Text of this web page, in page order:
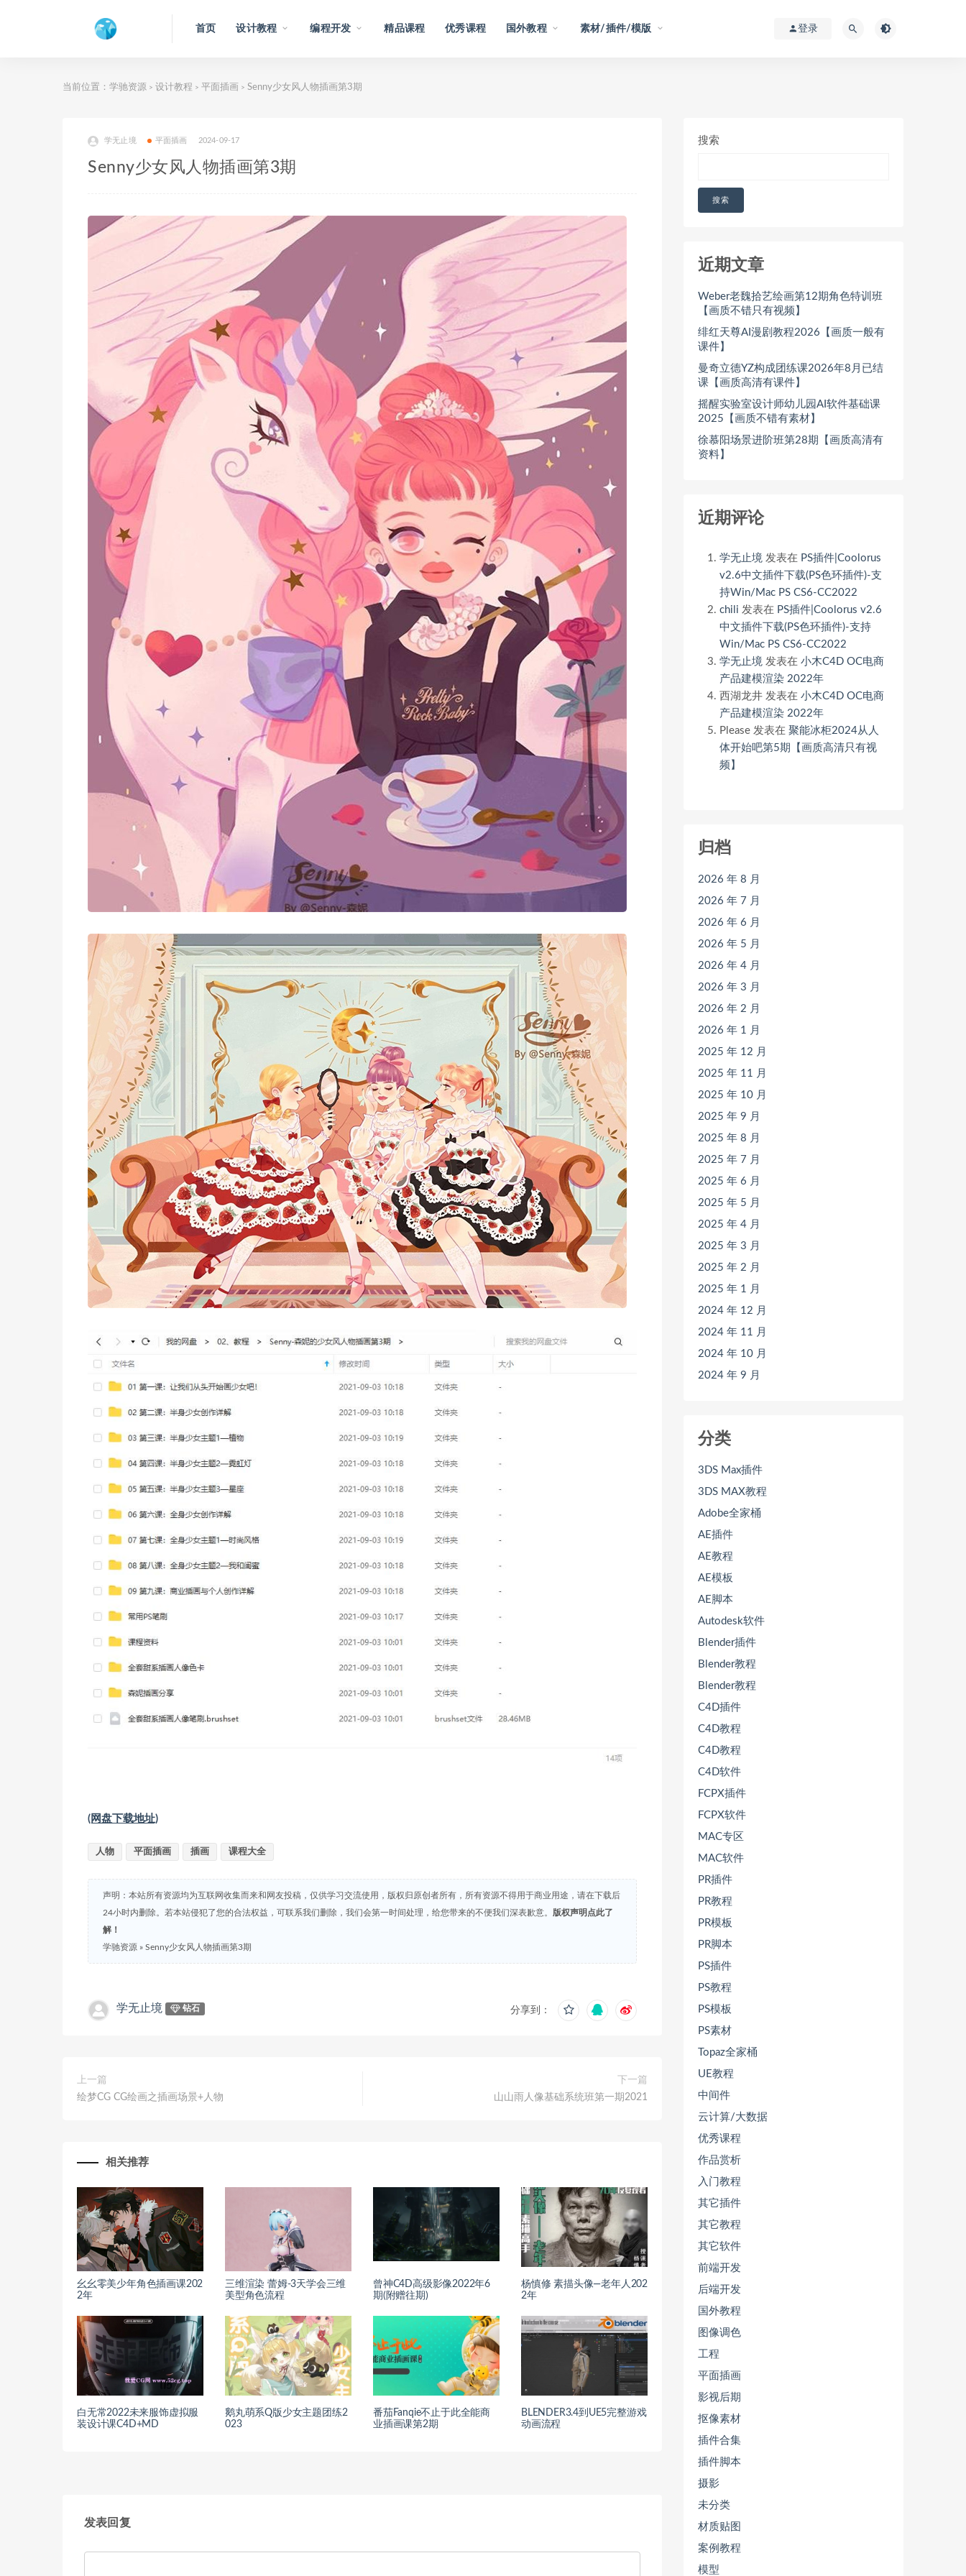
首页 设计教程 编程开发 精品课程 优秀课程 国外教程 素材/插件/模版 登录
当前位置： 学驰资源 > 设计教程 > 平面插画 > Senny少女风人物插画第3期
学无止境 平面插画 2024-09-17
Senny少女风人物插画第3期
(网盘下载地址)
人物 平面插画 插画 课程大全
声明：本站所有资源均为互联网收集而来和网友投稿，仅供学习交流使用，版权归原创者所有，所有资源不得用于商业用途，请在下载后
24小时内删除。若本站侵犯了您的合法权益，可联系我们删除，我们会第一时间处理，给您带来的不便我们深表歉意。
版权声明点此了
解！
学驰资源 » Senny少女风人物插画第3期
学无止境 钻石 分享到：
上一篇
绘梦CG CG绘画之插画场景+人物
下一篇
山山雨人像基础系统班第一期2021
相关推荐
幺幺零美少年角色插画课202
2年
三维渲染 蕾姆-3天学会三维
美型角色流程
曾神C4D高级影像2022年6
期(附赠往期)
杨慎修 素描头像—老年人202
2年
白无常2022未来服饰虚拟服
装设计课C4D+MD
鹅丸萌系Q版少女主题团练2
023
番茄Fanqie不止于此全能商
业插画课第2期
BLENDER3.4到UE5完整游戏
动画流程
发表回复
搜索
搜索
近期文章
Weber老魏拾艺绘画第12期角色特训班
【画质不错只有视频】
绯红天尊AI漫剧教程2026【画质一般有
课件】
曼奇立德YZ构成团练课2026年8月已结
课【画质高清有课件】
摇醒实验室设计师幼儿园AI软件基础课
2025【画质不错有素材】
徐慕阳场景进阶班第28期【画质高清有
资料】
近期评论
学无止境 发表在 PS插件|Coolorus
v2.6中文插件下载(PS色环插件)-支
持Win/Mac PS CS6-CC2022
chili 发表在 PS插件|Coolorus v2.6
中文插件下载(PS色环插件)-支持
Win/Mac PS CS6-CC2022
学无止境 发表在 小木C4D OC电商
产品建模渲染 2022年
西湖龙井 发表在 小木C4D OC电商
产品建模渲染 2022年
Please 发表在 聚能冰柜2024从人
体开始吧第5期【画质高清只有视
频】
归档
2026 年 8 月
2026 年 7 月
2026 年 6 月
2026 年 5 月
2026 年 4 月
2026 年 3 月
2026 年 2 月
2026 年 1 月
2025 年 12 月
2025 年 11 月
2025 年 10 月
2025 年 9 月
2025 年 8 月
2025 年 7 月
2025 年 6 月
2025 年 5 月
2025 年 4 月
2025 年 3 月
2025 年 2 月
2025 年 1 月
2024 年 12 月
2024 年 11 月
2024 年 10 月
2024 年 9 月
分类
3DS Max插件
3DS MAX教程
Adobe全家桶
AE插件
AE教程
AE模板
AE脚本
Autodesk软件
Blender插件
Blender教程
Blender教程
C4D插件
C4D教程
C4D教程
C4D软件
FCPX插件
FCPX软件
MAC专区
MAC软件
PR插件
PR教程
PR模板
PR脚本
PS插件
PS教程
PS模板
PS素材
Topaz全家桶
UE教程
中间件
云计算/大数据
优秀课程
作品赏析
入门教程
其它插件
其它教程
其它软件
前端开发
后端开发
国外教程
图像调色
工程
平面插画
影视后期
抠像素材
插件合集
插件脚本
摄影
未分类
材质贴图
案例教程
模型